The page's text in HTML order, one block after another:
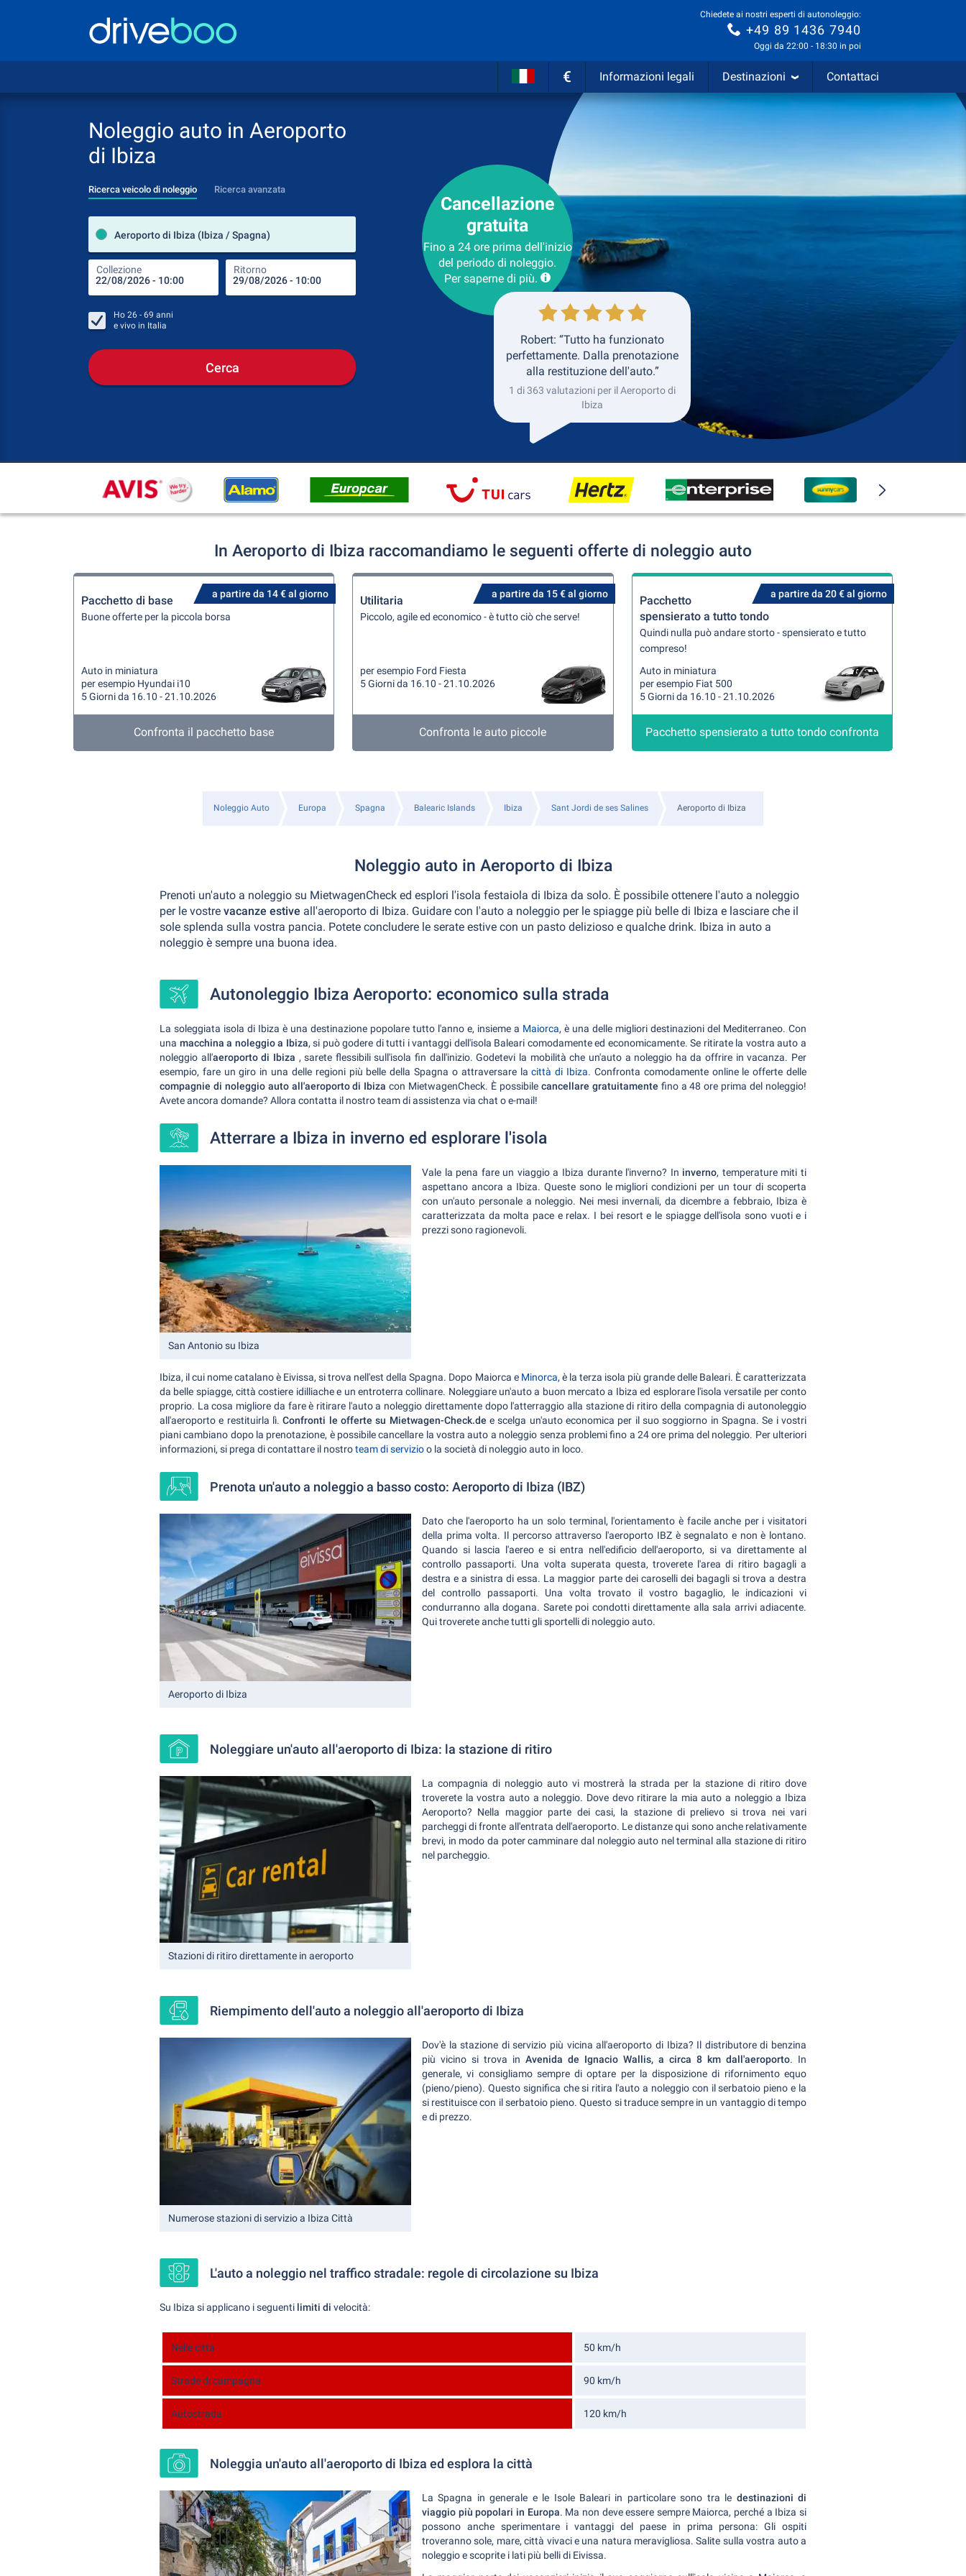
Chiedete ai nostri esperti di autonoleggio:
+49 89 1436 7940
Oggi da 22:00 - 18:30 in poi
€ Informazioni legali Destinazioni Contattaci
Noleggio auto in Aeroporto
di Ibiza
Ricerca veicolo di noleggio Ricerca avanzata
Aeroporto di Ibiza (Ibiza / Spagna)
Collezione Ritorno
Luogo del noleggio
Luogo di ritorno
Ho 26 - 69 anni
e vivo in Italia
Cerca
Cancellazione
gratuita
Fino a 24 ore prima dell'inizio
del periodo di noleggio.
Per saperne di più.
Robert: “Tutto ha funzionato
perfettamente. Dalla prenotazione
alla restituzione dell'auto.”
1 di 363 valutazioni per il Aeroporto di
Ibiza
In Aeroporto di Ibiza raccomandiamo le seguenti offerte di noleggio auto
a partire da 14 € al giorno
Pacchetto di base
Buone offerte per la piccola borsa
Auto in miniatura
per esempio Hyundai i10
5 Giorni da 16.10 - 21.10.2026
Confronta il pacchetto base
a partire da 15 € al giorno
Utilitaria
Piccolo, agile ed economico - è tutto ciò che serve!
per esempio Ford Fiesta
5 Giorni da 16.10 - 21.10.2026
Confronta le auto piccole
a partire da 20 € al giorno
Pacchetto
spensierato a tutto tondo
Quindi nulla può andare storto - spensierato e tutto
compreso!
Auto in miniatura
per esempio Fiat 500
5 Giorni da 16.10 - 21.10.2026
Pacchetto spensierato a tutto tondo confronta
Noleggio Auto Europa Spagna Balearic Islands Ibiza Sant Jordi de ses Salines Aeroporto di Ibiza
Noleggio auto in Aeroporto di Ibiza
Prenoti un'auto a noleggio su MietwagenCheck ed esplori l'isola festaiola di Ibiza da solo. È possibile ottenere l'auto a noleggio
per le vostre vacanze estive all'aeroporto di Ibiza. Guidare con l'auto a noleggio per le spiagge più belle di Ibiza e lasciare che il
sole splenda sulla vostra pancia. Potete concludere le serate estive con un pasto delizioso e qualche drink. Ibiza in auto a
noleggio è sempre una buona idea.
Autonoleggio Ibiza Aeroporto: economico sulla strada
La soleggiata isola di Ibiza è una destinazione popolare tutto l'anno e, insieme a Maiorca, è una delle migliori destinazioni del Mediterraneo. Con
una macchina a noleggio a Ibiza, si può godere di tutti i vantaggi dell'isola Baleari comodamente ed economicamente. Se ritirate la vostra auto a
noleggio all'aeroporto di Ibiza , sarete flessibili sull'isola fin dall'inizio. Godetevi la mobilità che un'auto a noleggio ha da offrire in vacanza. Per
esempio, fare un giro in una delle regioni più belle della Spagna o attraversare lacittà di Ibiza. Confronta comodamente online le offerte delle
compagnie di noleggio auto all'aeroporto di Ibiza con MietwagenCheck. È possibile cancellare gratuitamente fino a 48 ore prima del noleggio!
Avete ancora domande? Allora contatta il nostro team di assistenza via chat o e-mail!
Atterrare a Ibiza in inverno ed esplorare l'isola
San Antonio su Ibiza
Vale la pena fare un viaggio a Ibiza durante l'inverno? In inverno, temperature miti ti
aspettano ancora a Ibiza. Queste sono le migliori condizioni per un tour di scoperta
con un'auto personale a noleggio. Nei mesi invernali, da dicembre a febbraio, Ibiza è
caratterizzata da molta pace e relax. I bei resort e le spiagge dell'isola sono vuoti e i
prezzi sono ragionevoli.
Ibiza, il cui nome catalano è Eivissa, si trova nell'est della Spagna. Dopo Maiorca e Minorca, è la terza isola più grande delle Baleari. È caratterizzata
da belle spiagge, città costiere idilliache e un entroterra collinare. Noleggiare un'auto a buon mercato a Ibiza ed esplorare l'isola versatile per conto
proprio. La cosa migliore da fare è ritirare l'auto a noleggio direttamente dopo l'atterraggio alla stazione di ritiro della compagnia di autonoleggio
all'aeroporto e restituirla lì.Confronti le offerte su Mietwagen-Check.de e scelga un'auto economica per il suo soggiorno in Spagna. Se i vostri
piani cambiano dopo la prenotazione, è possibile cancellare la vostra auto a noleggio senza problemi fino a 24 ore prima del noleggio. Per ulteriori
informazioni, si prega di contattare il nostroteam di servizioo la società di noleggio auto in loco.
Prenota un'auto a noleggio a basso costo: Aeroporto di Ibiza (IBZ)
Aeroporto di Ibiza
Dato che l'aeroporto ha un solo terminal, l'orientamento è facile anche per i visitatori
della prima volta. Il percorso attraverso l'aeroporto IBZ è segnalato e non è lontano.
Quando si lascia l'aereo e si entra nell'edificio dell'aeroporto, si va direttamente al
controllo passaporti. Una volta superata questa, troverete l'area di ritiro bagagli a
destra e a sinistra di essa. La maggior parte dei caroselli dei bagagli si trova a destra
del controllo passaporti. Una volta trovato il vostro bagaglio, le indicazioni vi
condurranno alla dogana. Sarete poi condotti direttamente alla sala arrivi adiacente.
Qui troverete anche tutti gli sportelli di noleggio auto.
Noleggiare un'auto all'aeroporto di Ibiza: la stazione di ritiro
Stazioni di ritiro direttamente in aeroporto
La compagnia di noleggio auto vi mostrerà la strada per la stazione di ritiro dove
troverete la vostra auto a noleggio. Dove devo ritirare la mia auto a noleggio a Ibiza
Aeroporto? Nella maggior parte dei casi, la stazione di prelievo si trova nei vari
parcheggi di fronte all'entrata dell'aeroporto. Le distanze qui sono anche relativamente
brevi, in modo da poter camminare dal noleggio auto nel terminal alla stazione di ritiro
nel parcheggio.
Riempimento dell'auto a noleggio all'aeroporto di Ibiza
Numerose stazioni di servizio a Ibiza Città
Dov'è la stazione di servizio più vicina all'aeroporto di Ibiza? Il distributore di benzina
più vicino si trova in Avenida de Ignacio Wallis, a circa 8 km dall'aeroporto. In
generale, vi consigliamo sempre di optare per la disposizione di rifornimento equo
(pieno/pieno). Questo significa che si ritira l'auto a noleggio con il serbatoio pieno e la
si restituisce con il serbatoio pieno. Questo si traduce sempre in un vantaggio di tempo
e di prezzo.
L'auto a noleggio nel traffico stradale: regole di circolazione su Ibiza
Su Ibiza si applicano i seguenti limiti di velocità:
Nelle città 50 km/h
Strade di campagna 90 km/h
Autostrada 120 km/h
Noleggia un'auto all'aeroporto di Ibiza ed esplora la città
La Spagna in generale e le Isole Baleari in particolare sono tra le destinazioni di
viaggio più popolari in Europa. Ma non deve essere sempre Maiorca, perché a Ibiza si
possono anche sperimentare i vantaggi del paese in prima persona: Gli ospiti
troveranno sole, mare, città vivaci e una natura meravigliosa. Salite sulla vostra auto a
noleggio e scoprite i lati più belli di Eivissa.